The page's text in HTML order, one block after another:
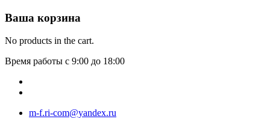
Ваша корзина
No products in the cart.
Время работы с 9:00 до 18:00
m-f.ri-com@yandex.ru